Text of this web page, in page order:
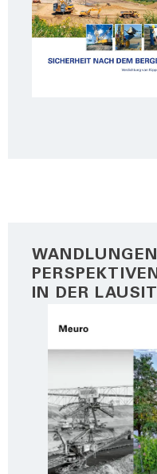
IN DER